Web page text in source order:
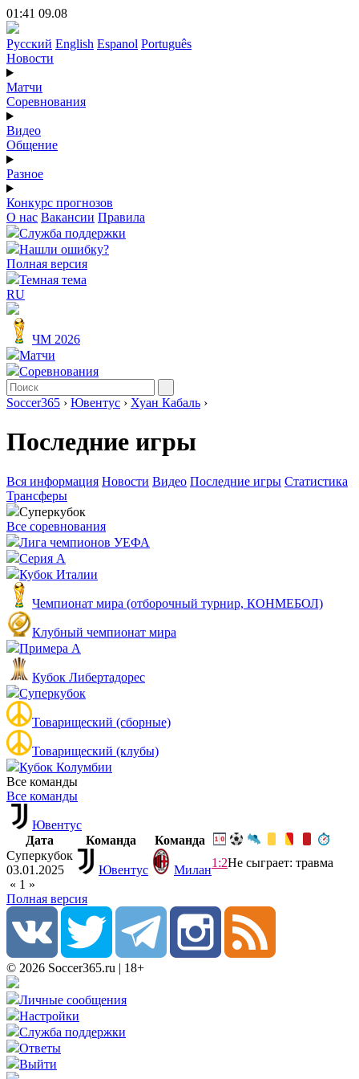
01:41 09.08
Русский English Espanol Português
Новости
Матчи
Соревнования
Видео
Общение
Разное
Конкурс прогнозов
О нас Вакансии Правила
Служба поддержки
Нашли ошибку?
Полная версия
Темная тема
RU
ЧМ 2026
Матчи
Соревнования
Soccer365 › Ювентус › Хуан Кабаль ›
Последние игры
Вся информация Новости Видео Последние игры Статистика
Трансферы
Суперкубок
Все соревнования
Лига чемпионов УЕФА
Серия А
Кубок Италии
Чемпионат мира (отборочный турнир, КОНМЕБОЛ)
Клубный чемпионат мира
Примера А
Кубок Либертадорес
Суперкубок
Товарищеский (сборные)
Товарищеский (клубы)
Кубок Колумбии
Все команды
Все команды
Ювентус
Дата
Команда
Команда
Суперкубок
03.01.2025
Ювентус Милан
1:2Не сыграет: травма
« 1 »
Полная версия
© 2026 Soccer365.ru | 18+
Личные сообщения
Настройки
Служба поддержки
Ответы
Выйти